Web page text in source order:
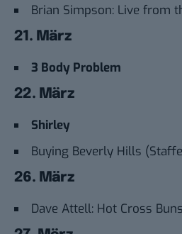
Brian Simpson: Live from
21. März
3 Body Problem
22. März
Shirley
Buying Beverly Hills
26. März
Dave Attell: Hot Cross Buns